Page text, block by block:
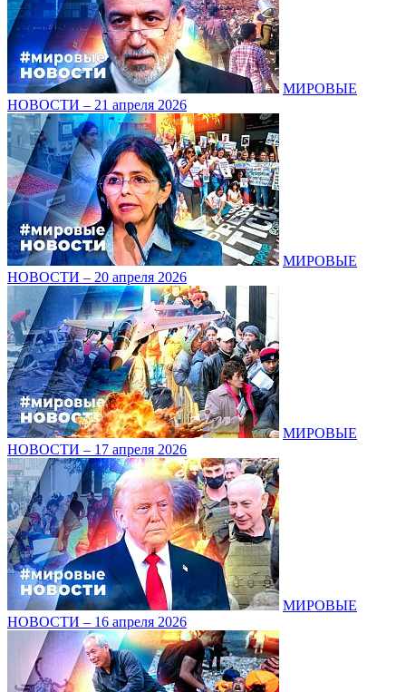
МИРОВЫЕ
НОВОСТИ – 21 апреля 2026
МИРОВЫЕ
НОВОСТИ – 20 апреля 2026
МИРОВЫЕ
НОВОСТИ – 17 апреля 2026
МИРОВЫЕ
НОВОСТИ – 16 апреля 2026